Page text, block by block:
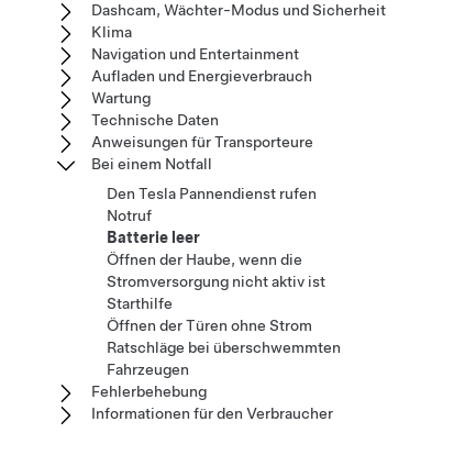
Dashcam, Wächter-Modus und Sicherheit
Klima
Navigation und Entertainment
Aufladen und Energieverbrauch
Wartung
Technische Daten
Anweisungen für Transporteure
Bei einem Notfall
Den Tesla Pannendienst rufen
Notruf
Batterie leer
Öffnen der Haube, wenn die
Stromversorgung nicht aktiv ist
Starthilfe
Öffnen der Türen ohne Strom
Ratschläge bei überschwemmten
Fahrzeugen
Fehlerbehebung
Informationen für den Verbraucher